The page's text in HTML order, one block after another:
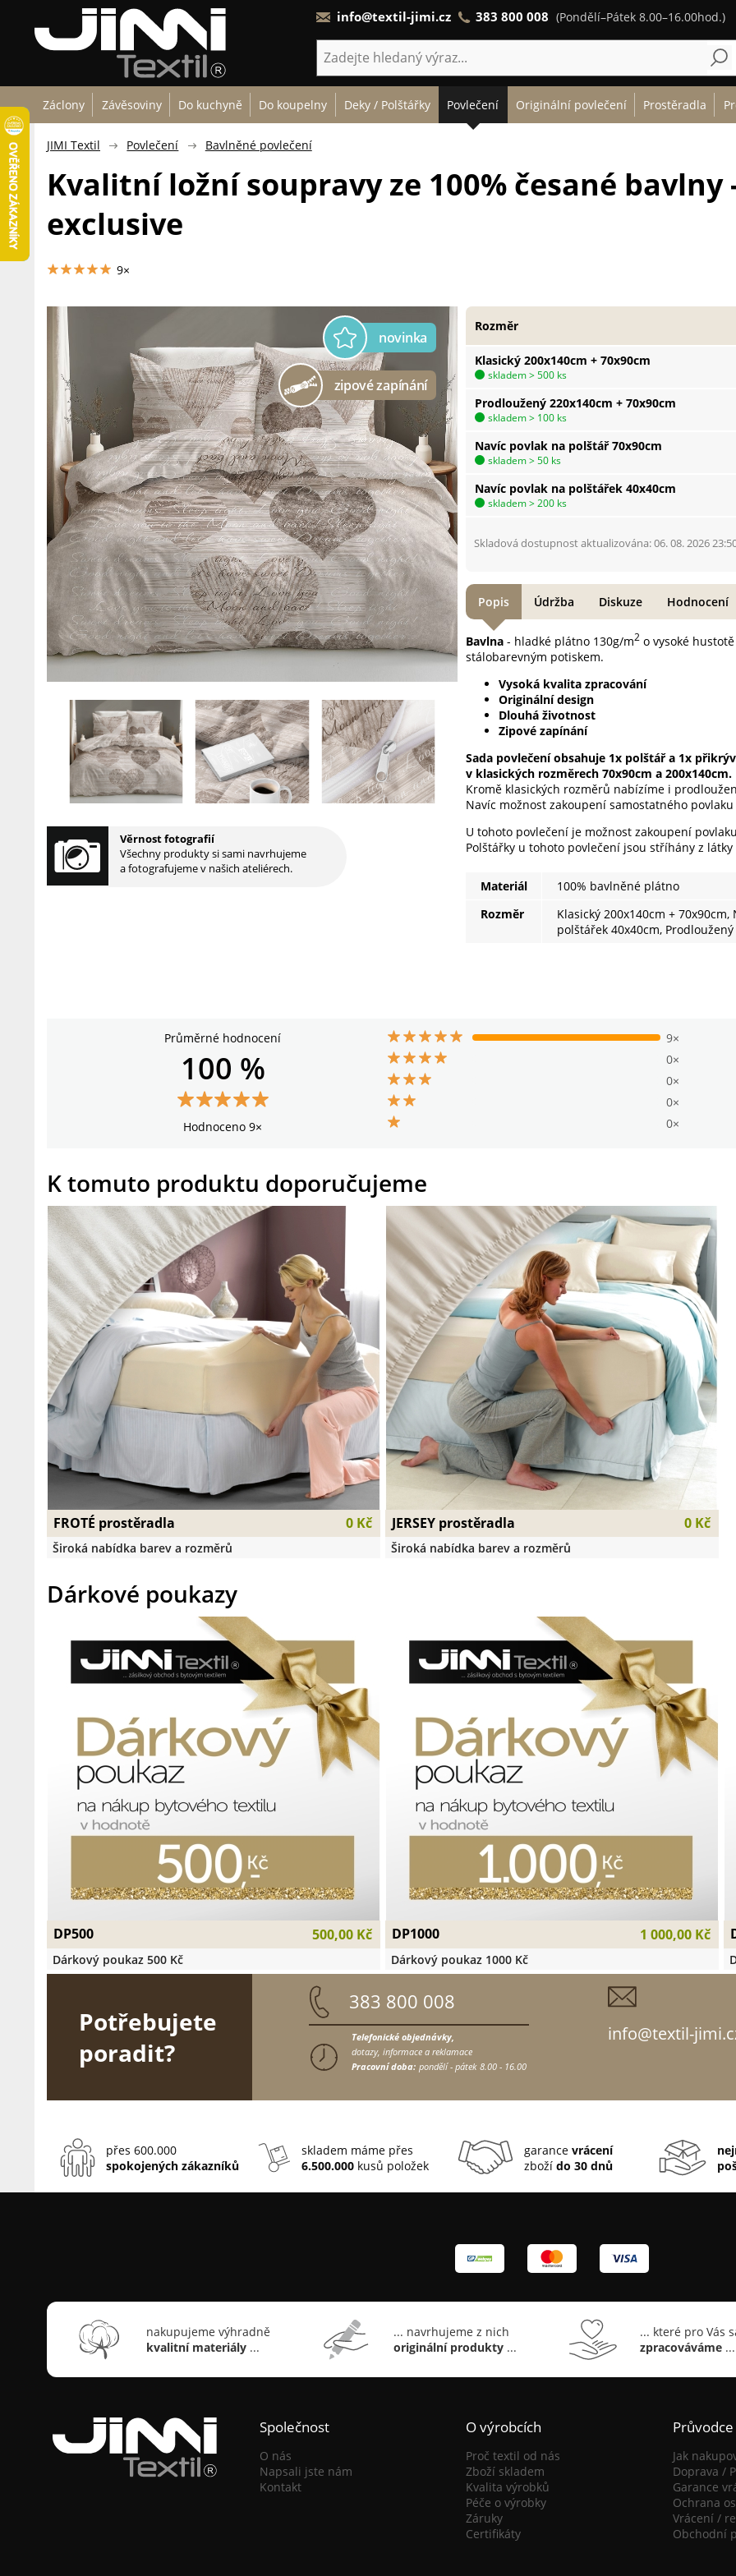
info@textil-jimi.cz 383 800 008 (Pondělí–Pátek 8.00–16.00hod.)
Záclony Závěsoviny Do kuchyně Do koupelny Deky / Polštářky Povlečení Originální povlečení Prostěradla
JIMI Textil Povlečení Bavlněné povlečení
9×
Kvalitní ložní soupravy ze 100% česané bavlny
exclusive
Klasický 200x140cm + 70x90cm
skladem > 500 ks
Prodloužený 220x140cm + 70x90cm
skladem > 100 ks
Navíc povlak na polštář 70x90cm
skladem > 50 ks
Navíc povlak na polštářek 40x40cm
skladem > 200 ks
Rozměr
Skladová dostupnost aktualizována: 06. 08. 2026
Bavlna - hladké plátno 130g/m2 o vysoké
stálobarevným potiskem.
Vysoká kvalita zpracování
Originální design
Dlouhá životnost
Zipové zapínání
Sada povlečení obsahuje 1x polštář a 1x
v klasických rozměrech 70x90cm a 200x140cm.
Kromě klasických rozměrů nabízíme i
Navíc možnost zakoupení samostatného
U tohoto povlečení je možnost zakoupení
Polštářky u tohoto povlečení jsou stříhány z
Materiál
100% bavlněné plátno
Rozměr
Klasický 200x140cm +
polštářek 40x40cm,
Popis Údržba Diskuze Hodnocení
Věrnost fotografií
Všechny produkty si sami navrhujeme
a fotografujeme v našich ateliérech.
Průměrné hodnocení
9×
0×
0×
0×
0×
100 %
Hodnoceno 9×
FROTÉ prostěradla 0 Kč
Široká nabídka barev a rozměrů
JERSEY prostěradla 0 Kč
Široká nabídka barev a rozměrů
K tomuto produktu doporučujeme
DP500 500,00 Kč
Dárkový poukaz 500 Kč
DP1000 1 000,00 Kč
Dárkový poukaz 1000 Kč
Dárkové poukazy
Potřebujete
poradit?
383 800 008
Telefonické objednávky,
dotazy, informace a reklamace
Pracovní doba: pondělí - pátek 8.00 - 16.00
info@textil-
přes 600.000
spokojených zákazníků
skladem máme přes
6.500.000kusů položek
garance vrácení
zboží do 30 dnů
Společnost
O nás
Napsali jste nám
Kontakt
O výrobcích
Proč textil od nás
Zboží skladem
Kvalita výrobků
Péče o výrobky
Záruky
Certifikáty
Jak
Doprava /
Garance
Ochrana
Vrácení /
Obchodní
nakupujeme výhradně
kvalitní materiály ...
... navrhujeme z nich
originální produkty...
... které pro Vás
zpracováváme ...